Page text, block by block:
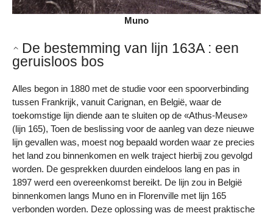
Muno
De bestemming van lijn 163A : een
geruisloos bos
Alles begon in 1880 met de studie voor een spoorverbinding
tussen Frankrijk, vanuit Carignan, en België, waar de
toekomstige lijn diende aan te sluiten op de «Athus-Meuse»
(lijn 165), Toen de beslissing voor de aanleg van deze nieuwe
lijn gevallen was, moest nog bepaald worden waar ze precies
het land zou binnenkomen en welk traject hierbij zou gevolgd
worden. De gesprekken duurden eindeloos lang en pas in
1897 werd een overeenkomst bereikt. De lijn zou in België
binnenkomen langs Muno en in Florenville met lijn 165
verbonden worden. Deze oplossing was de meest praktische